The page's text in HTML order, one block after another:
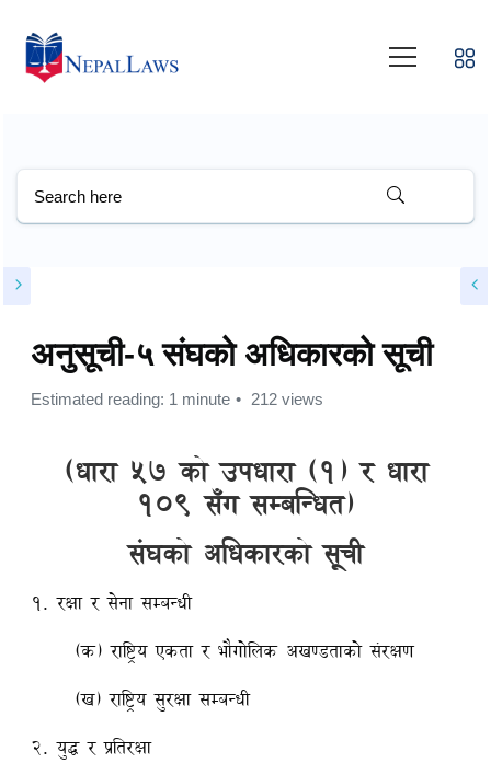
अनुसूची-५ संघको अधिकारको सूची
Estimated reading: 1 minute 212 views
(धारा ५७ को उपधारा (१) र धारा
१०९ सँग सम्बन्धित)
संघको अधिकारको सूची
१. रक्षा र सेना सम्बन्धी
(क) राष्ट्रिय एकता र भौगोलिक अखण्डताको संरक्षण
(ख) राष्ट्रिय सुरक्षा सम्बन्धी
२. युद्ध र प्रतिरक्षा